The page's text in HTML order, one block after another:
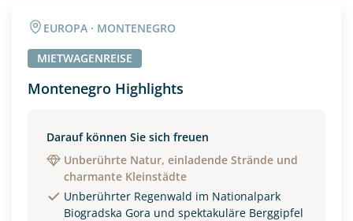
EUROPA · MONTENEGRO
MIETWAGENREISE
Montenegro Highlights
Darauf können Sie sich freuen
Unberührte Natur, einladende Strände und
charmante Kleinstädte
Unberührter Regenwald im Nationalpark
Biogradska Gora und spektakuläre Berggipfel
Unterkunft
EZ Familienzimmer